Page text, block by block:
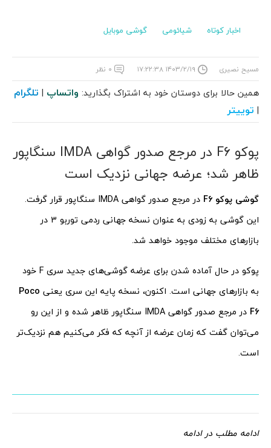
اخبار کوتاه شیائومی گوشی موبایل
مسیح نصیری ۱۴۰۳/۲/۱۹ ۱۷:۲۲:۳۸ ۰ نظر
همین حالا برای دوستان خود به اشتراک بگذارید: واتساپ | تلگرام
| توییتر
پوکو F6 در مرجع صدور گواهی IMDA سنگاپور
ظاهر شد؛ عرضه جهانی نزدیک است
گوشی پوکو F6
در مرجع صدور گواهی IMDA سنگاپور قرار گرفت.
این گوشی به زودی به عنوان نسخه جهانی ردمی توربو 3 در
بازارهای مختلف موجود خواهد شد.
پوکو در حال آماده شدن برای عرضه گوشی‌های جدید سری F خود
به بازارهای جهانی است. اکنون، نسخه پایه این سری یعنی Poco
F6
در مرجع صدور گواهی IMDA سنگاپور ظاهر شده و از این رو
می‌توان گفت که زمان عرضه از آنچه که فکر می‌کنیم هم نزدیک‌تر
است.
ادامه مطلب در ادامه